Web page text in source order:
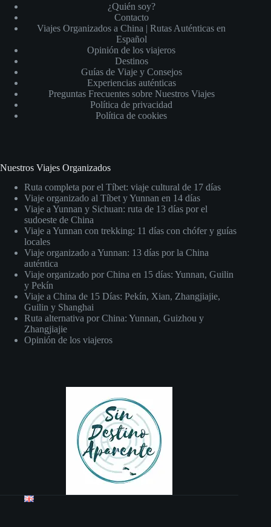
¿Quién soy?
Contacto
Viajes Organizados a China | Rutas Auténticas en
Español
Opinión de los viajeros
Destinos
Guías de Viaje y Consejos
Experiencias auténticas
Preguntas Frecuentes sobre Nuestros Viajes
Política de privacidad
Política de cookies
Nuestros Viajes Organizados
Ruta completa por el Tíbet: viaje cultural de 17 días
Viaje organizado al Tíbet y Yunnan en 14 días
Viaje a Yunnan y Sichuan: ruta de 13 días por el
sudoeste de China
Viaje a Yunnan con trekking: 11 días con chófer y guías
locales
Viaje organizado a Yunnan: 13 días por la China
auténtica
Viaje organizado por China en 15 días: Yunnan, Guilin
y Pekín
Viaje a China de 15 Días: Pekín, Xian, Zhangjiajie,
Guilin y Shanghai
Ruta alternativa por China: Yunnan, Guizhou y
Zhangjiajie
Opinión de los viajeros